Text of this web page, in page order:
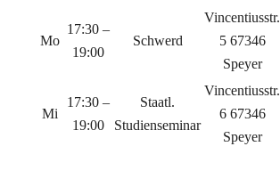
Mo
17:30 –
19:00
Schwerd
Vincentiusstr.
5 67346
Speyer
Mi
17:30 –
19:00
Staatl.
Studienseminar
Vincentiusstr.
6 67346
Speyer